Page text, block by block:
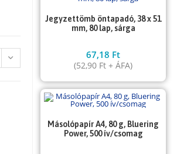
Jegyzettömb öntapadó, 38 x 51
mm, 80 lap, sárga
67,18 Ft
(52,90 Ft + ÁFA)
Másolópapír A4, 80 g, Bluering
Power, 500 ív/csomag